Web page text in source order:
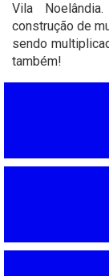
Vila
construção de
sendo
também!